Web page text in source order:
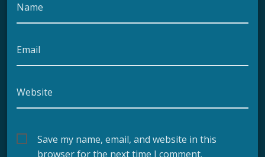
Name
Email
Website
Save my name, email, and website in this
browser for the next time I comment.